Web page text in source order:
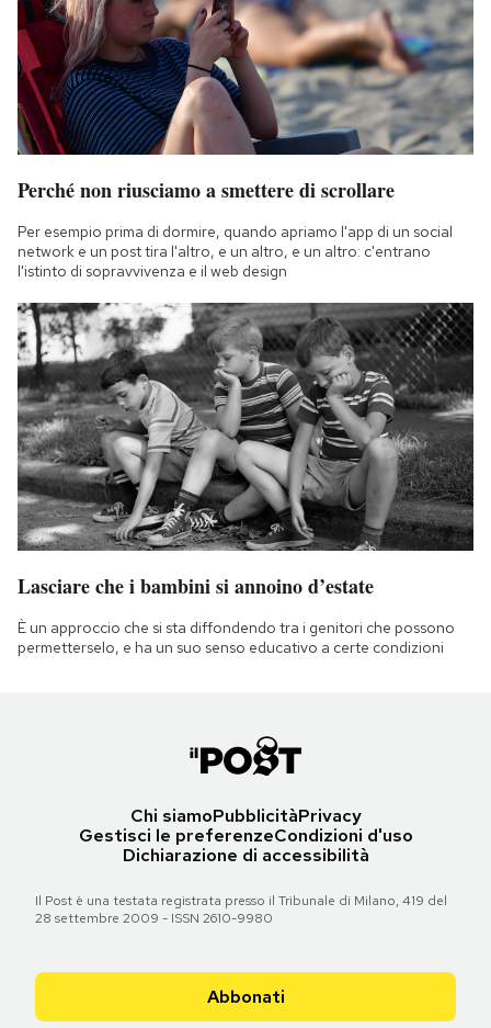
Perché non riusciamo a smettere di scrollare
Per esempio prima di dormire, quando apriamo l'app di un social
network e un post tira l'altro, e un altro, e un altro: c'entrano
l'istinto di sopravvivenza e il web design
Lasciare che i bambini si annoino d’estate
È un approccio che si sta diffondendo tra i genitori che possono
permetterselo, e ha un suo senso educativo a certe condizioni
Chi siamoPubblicitàPrivacy
Gestisci le preferenzeCondizioni d'uso
Dichiarazione di accessibilità
Il Post è una testata registrata presso il Tribunale di Milano, 419 del
28 settembre 2009 - ISSN 2610-9980
Abbonati